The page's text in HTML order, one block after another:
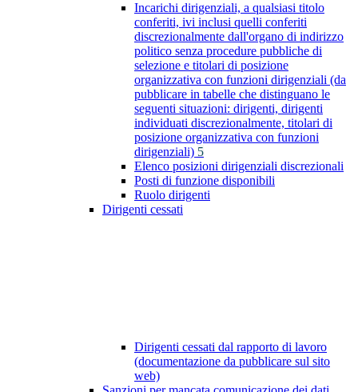
Incarichi dirigenziali, a qualsiasi titolo
conferiti, ivi inclusi quelli conferiti
discrezionalmente dall'organo di indirizzo
politico senza procedure pubbliche di
selezione e titolari di posizione
organizzativa con funzioni dirigenziali (da
pubblicare in tabelle che distinguano le
seguenti situazioni: dirigenti, dirigenti
individuati discrezionalmente, titolari di
posizione organizzativa con funzioni
dirigenziali) 5
Elenco posizioni dirigenziali discrezionali
Posti di funzione disponibili
Ruolo dirigenti
Dirigenti cessati
Dirigenti cessati dal rapporto di lavoro
(documentazione da pubblicare sul sito
web)